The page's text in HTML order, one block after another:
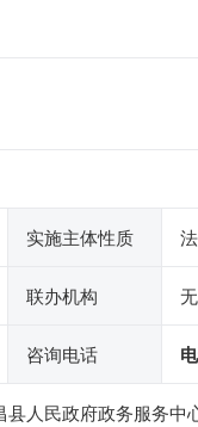
实施主体性质
联办机构 无
咨询电话
人民政府政务服务中